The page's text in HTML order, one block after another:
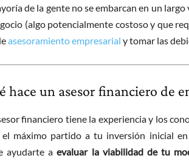
de la gente no se embarcan en un
(algo potencialmente costoso y que
asesoramiento empresarial y tomar las
hace un asesor financiero de
financiero tiene la experiencia y los
el máximo partido a tu inversión inicial
ayudarte aevaluar la viabilidad de tu